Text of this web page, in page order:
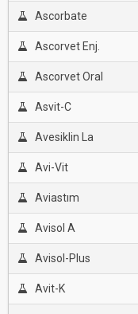
Ascorbate
Ascorvet Enj.
Ascorvet Oral
Asvit-C
Avesiklin La
Avi-Vit
Aviastım
Avisol A
Avisol-Plus
Avit-K